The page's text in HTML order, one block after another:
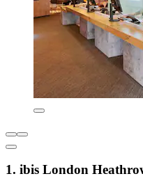
1. ibis London